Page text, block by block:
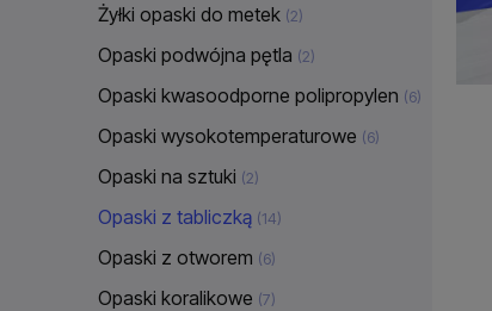
Żyłki opaski do metek (2)
Opaski podwójna pętla (2)
Opaski kwasoodporne polipropylen (6)
Opaski wysokotemperaturowe (6)
Opaski na sztuki (2)
Opaski z tabliczką (14)
Opaski z otworem (6)
Opaski koralikowe (7)